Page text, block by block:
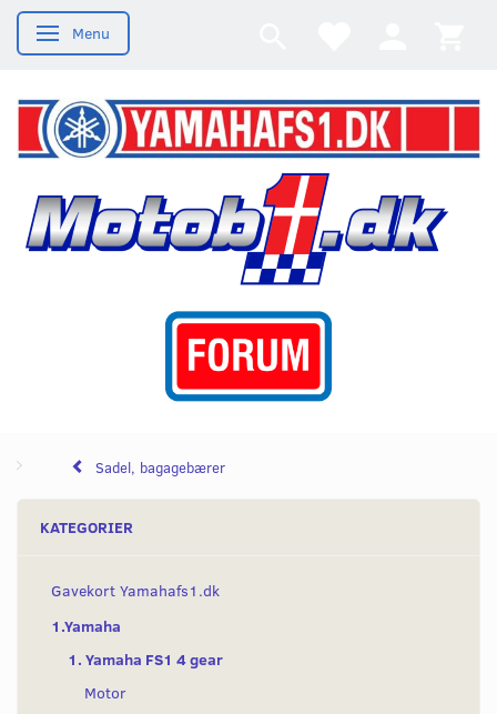
Skifte navigation
Menu
Sadel, bagagebærer
KATEGORIER
Gavekort Yamahafs1.dk
1.Yamaha
1. Yamaha FS1 4 gear
Motor